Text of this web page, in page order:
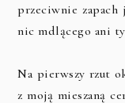
przeciwnie
nic mdlącego ani
Na pierwszy rzut
z moją mieszaną